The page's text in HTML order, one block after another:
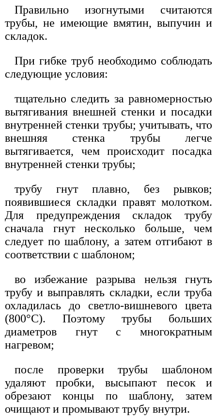
Правильно изогнутыми считаются
трубы, не имеющие вмятин, выпучин и
складок.
При гибке труб необходимо соблюдать
следующие условия:
тщательно следить за равномерностью
вытягивания внешней стенки и посадки
внутренней стенки трубы; учитывать, что
внешняя стенка трубы легче
вытягивается, чем происходит посадка
внутренней стенки трубы;
трубу гнут плавно, без рывков;
появившиеся складки правят молотком.
Для предупреждения складок трубу
сначала гнут несколько больше, чем
следует по шаблону, а затем отгибают в
соответствии с шаблоном;
во избежание разрыва нельзя гнуть
трубу и выправлять складки, если труба
охладилась до светло-вишневого цвета
(800°С). Поэтому трубы больших
диаметров гнут с многократным
нагревом;
после проверки трубы шаблоном
удаляют пробки, высыпают песок и
обрезают концы по шаблону, затем
очищают и промывают трубу внутри.